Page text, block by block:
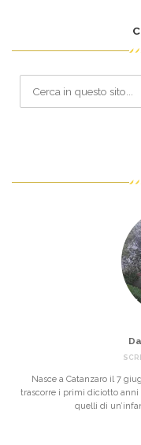
Nasce a Catanzaro il 7
trascorre i primi diciotto
quelli di